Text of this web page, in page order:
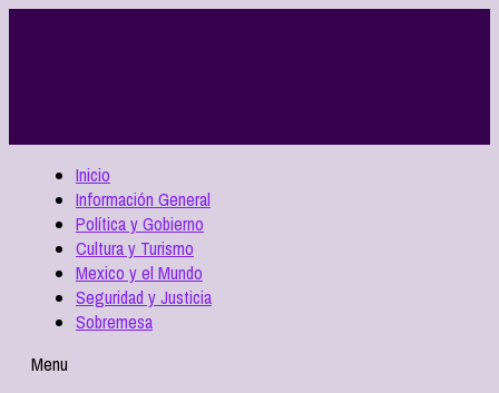
Inicio
Información General
Política y Gobierno
Cultura y Turismo
Mexico y el Mundo
Seguridad y Justicia
Sobremesa
Menu